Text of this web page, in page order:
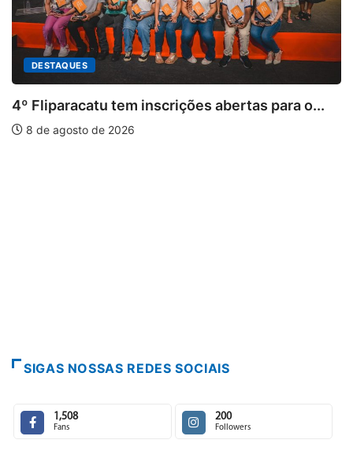
DESTAQUES
4º Fliparacatu tem inscrições abertas para o...
8 de agosto de 2026
SIGAS NOSSAS REDES SOCIAIS
1,508
Fans
200
Followers